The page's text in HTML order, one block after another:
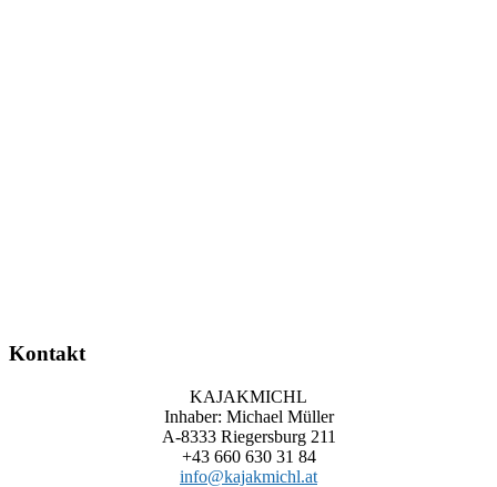
Kontakt
KAJAKMICHL
Inhaber: Michael Müller
A-8333 Riegersburg 211
+43 660 630 31 84
info@kajakmichl.at